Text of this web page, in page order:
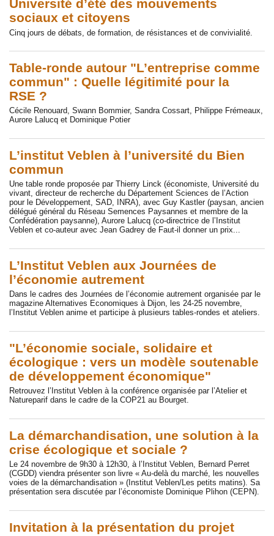
Université d’été des mouvements
sociaux et citoyens
Cinq jours de débats, de formation, de résistances et de convivialité.
Table-ronde autour "L’entreprise comme
commun" : Quelle légitimité pour la
RSE ?
Cécile Renouard, Swann Bommier, Sandra Cossart, Philippe Frémeaux,
Aurore Lalucq et Dominique Potier
L’institut Veblen à l’université du Bien
commun
Une table ronde proposée par Thierry Linck (économiste, Université du
vivant, directeur de recherche du Département Sciences de l’Action
pour le Développement, SAD, INRA), avec Guy Kastler (paysan, ancien
délégué général du Réseau Semences Paysannes et membre de la
Confédération paysanne), Aurore Lalucq (co-directrice de l’Institut
Veblen et co-auteur avec Jean Gadrey de Faut-il donner un prix...
L’Institut Veblen aux Journées de
l’économie autrement
Dans le cadres des Journées de l’économie autrement organisée par le
magazine Alternatives Economiques à Dijon, les 24-25 novembre,
l’Institut Veblen anime et participe à plusieurs tables-rondes et ateliers.
"L’économie sociale, solidaire et
écologique : vers un modèle soutenable
de développement économique"
Retrouvez l’Institut Veblen à la conférence organisée par l’Atelier et
Natureparif dans le cadre de la COP21 au Bourget.
La démarchandisation, une solution à la
crise écologique et sociale ?
Le 24 novembre de 9h30 à 12h30, à l’Institut Veblen, Bernard Perret
(CGDD) viendra présenter son livre « Au-delà du marché, les nouvelles
voies de la démarchandisation » (Institut Veblen/Les petits matins). Sa
présentation sera discutée par l’économiste Dominique Plihon (CEPN).
Invitation à la présentation du projet